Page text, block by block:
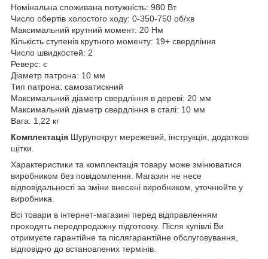
Номінальна споживана потужність: 980 Вт
Число обертів холостого ходу: 0-350-750 об/хв
Максимальний крутний момент: 20 Hм
Кількість ступенів крутного моменту: 19+ свердління
Число швидкостей: 2
Реверс: є
Діаметр патрона: 10 мм
Тип патрона: самозатискний
Максимальний діаметр свердління в дереві: 20 мм
Максимальний діаметр свердління в сталі: 10 мм
Вага: 1,22 кг
Комплектація Шурупокрут мережевий, інструкція, додаткові
щітки.
Характеристики та комплектація товару може змінюватися
виробником без повідомлення. Магазин не несе
відповідальності за зміни внесені виробником, уточнюйте у
виробника.
Всі товари в інтернет-магазині перед відправленням
проходять передпродажну підготовку. Після купівлі Ви
отримуєте гарантійне та післягарантійне обслуговування,
відповідно до встановлених термінів.